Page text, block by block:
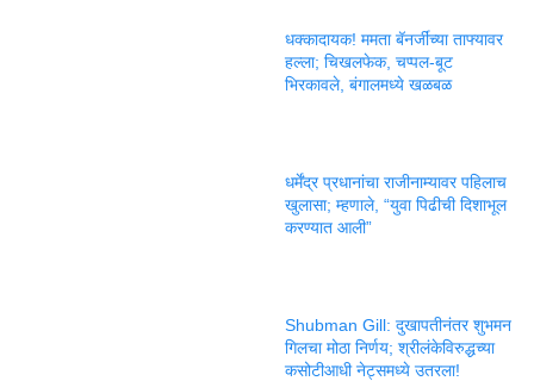
धक्कादायक! ममता बॅनर्जींच्या ताफ्यावर
हल्ला; चिखलफेक, चप्पल-बूट
भिरकावले, बंगालमध्ये खळबळ
धर्मेंद्र प्रधानांचा राजीनाम्यावर पहिलाच
खुलासा; म्हणाले, “युवा पिढीची दिशाभूल
करण्यात आली”
Shubman Gill: दुखापतीनंतर शुभमन
गिलचा मोठा निर्णय; श्रीलंकेविरुद्धच्या
कसोटीआधी नेट्समध्ये उतरला!